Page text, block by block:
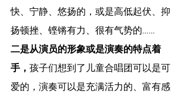
快、宁静、悠扬的，或是高低起伏、抑
扬顿挫、铿锵有力、很有气势的……
二是从演员的形象或是演奏的特点着
手， 孩子们想到了儿童合唱团可以是可
爱的，演奏可以是充满活力的、富有感